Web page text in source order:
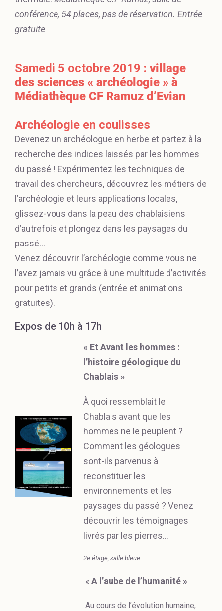
conférence, 54 places, pas de réservation. Entrée
gratuite
Samedi 5 octobre 2019 : village
des sciences « archéologie » à
Médiathèque CF Ramuz d’Evian
Archéologie en coulisses
Devenez un archéologue en herbe et partez à la
recherche des indices laissés par les hommes
du passé ! Expérimentez les techniques de
travail des chercheurs, découvrez les métiers de
l’archéologie et leurs applications locales,
glissez-vous dans la peau des chablaisiens
d’autrefois et plongez dans les paysages du
passé…
Venez découvrir l’archéologie comme vous ne
l’avez jamais vu grâce à une multitude d’activités
pour petits et grands (entrée et animations
gratuites).
Expos de 10h à 17h
« Et Avant les hommes :
l’histoire géologique du
Chablais »
À quoi ressemblait le
Chablais avant que les
hommes ne le peuplent ?
Comment les géologues
sont-ils parvenus à
reconstituer les
environnements et les
paysages du passé ? Venez
découvrir les témoignages
livrés par les pierres…
2e étage, salle bleue.
«A l’aube de l’humanité »
Au cours de l’évolution humaine,